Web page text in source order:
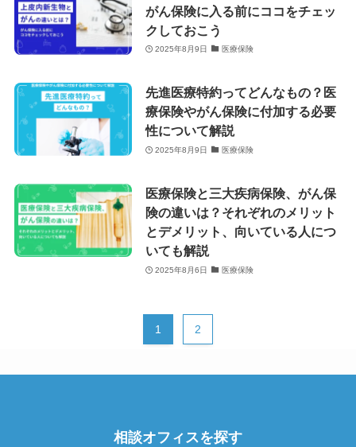
がん保険に入る前にココをチェッ
クしておこう
2025年8月9日 医療保険
先進医療特約ってどんなもの？医
療保険やがん保険に付加する必要
性について解説
2025年8月9日 医療保険
医療保険と三大疾病保険、がん保
険の違いは？それぞれのメリット
とデメリット、向いている人につ
いても解説
2025年8月6日 医療保険
1 2
相談オフィスを探す